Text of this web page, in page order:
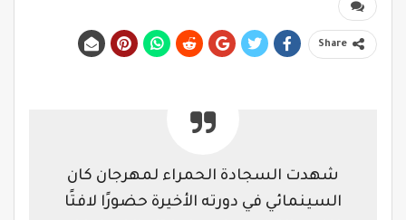
Share
شهدت السجادة الحمراء لمهرجان كان
السينمائي في دورته الأخيرة حضورًا لافتًا